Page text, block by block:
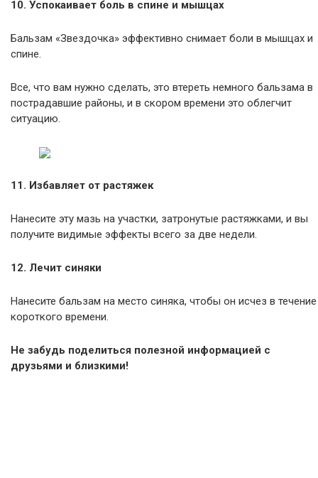
10. Успокаивает боль в спине и мышцах
Бальзам «Звездочка» эффективно снимает боли в мышцах и
спине.
Все, что вам нужно сделать, это втереть немного бальзама в
пострадавшие районы, и в скором времени это облегчит
ситуацию.
11. Избавляет от растяжек
Нанесите эту мазь на участки, затронутые растяжками, и вы
получите видимые эффекты всего за две недели.
12. Лечит синяки
Нанесите бальзам на место синяка, чтобы он исчез в течение
короткого времени.
Не забудь поделиться полезной информацией с
друзьями и близкими!